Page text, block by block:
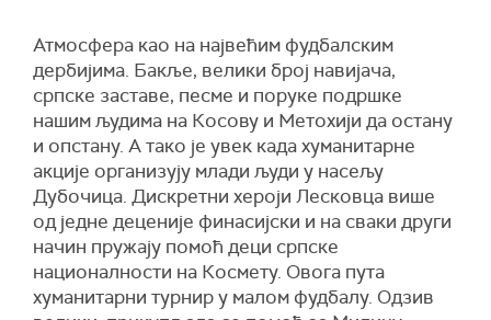
Атмосфера као на највећим фудбалским
дербијима. Бакље, велики број навијача,
српске заставе, песме и поруке подршке
нашим људима на Косову и Метохији да остану
и опстану. А тако је увек када хуманитарне
акције организују млади људи у насељу
Дубочица. Дискретни хероји Лесковца више
од једне деценије финасијски и на сваки други
начин пружају помоћ деци српске
националности на Космету. Овога пута
хуманитарни турнир у малом фудбалу. Одзив